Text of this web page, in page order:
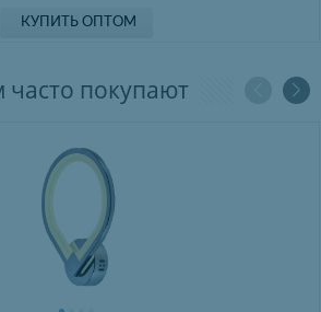
КУПИТЬ ОПТОМ
часто покупают